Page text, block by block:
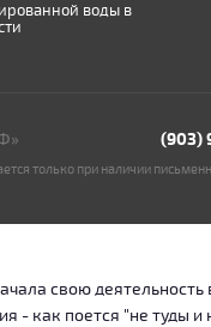
воды в
(903)
только при наличии
свою деятельность
- как поется "не